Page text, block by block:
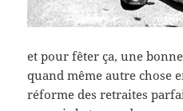
et pour fêter ça, une
quand même autre chose
réforme des retraites